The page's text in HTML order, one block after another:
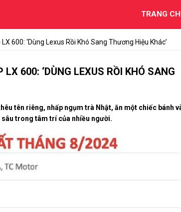
TRANG
600: ‘Dùng Lexus Rồi Khó Sang Thương Hiệu Khác’
600: ‘DÙNG LEXUS RỒI KHÓ SANG
tên riêng, nhấp ngụm trà Nhật, ăn một chiếc bánh
sâu trong tâm trí của nhiều người.